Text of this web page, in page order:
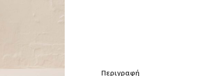
Περιγραφή